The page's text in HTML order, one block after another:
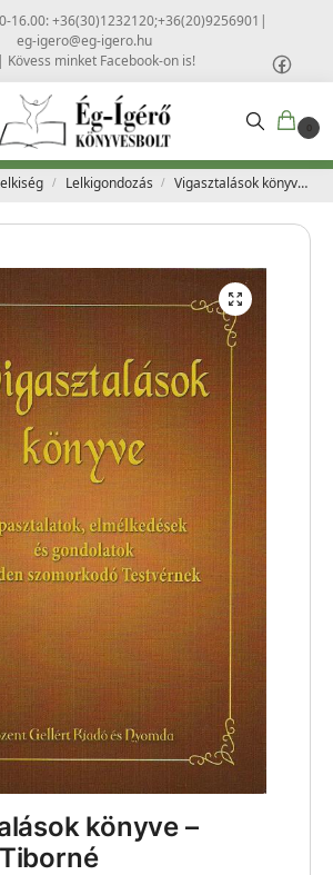
16.00: +36(30)1232120;+36(20)9256901 |
eg-igero@eg-igero.hu
| Kövess minket Facebook-on is!
0
/ Lelkigondozás / Vigasztalások könyve – Juhász Tiborné
könyve –